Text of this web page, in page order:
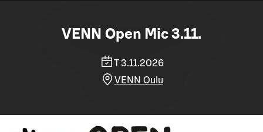
VENN Open Mic 3.11.
T 3.11.2026
VENN Oulu